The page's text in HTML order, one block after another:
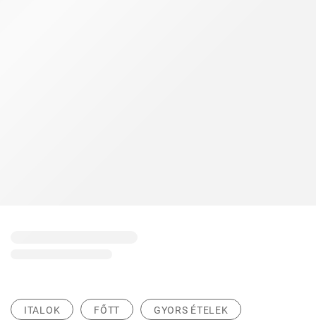
ITALOK FŐTT GYORS ÉTELEK